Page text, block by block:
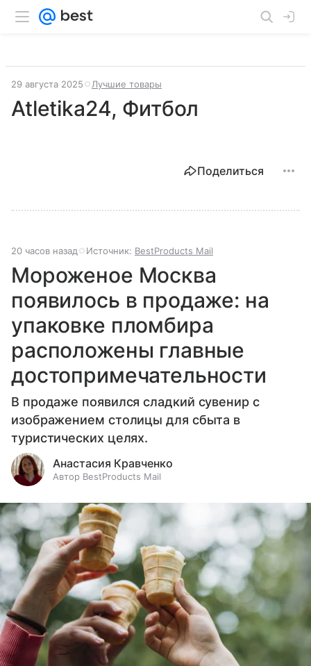
29 августа 2025 Лучшие товары
Atletika24, Фитбол
Поделиться
20 часов назад Источник: BestProducts Mail
Мороженое Москва
появилось в продаже: на
упаковке пломбира
расположены главные
достопримечательности
В продаже появился сладкий сувенир с
изображением столицы для сбыта в
туристических целях.
Анастасия Кравченко
Автор BestProducts Mail